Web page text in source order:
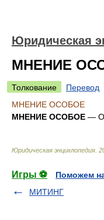
Юридическая
МНЕНИЕ
Толкование
Перевод
МНЕНИЕ ОСОБОЕ
МНЕНИЕ ОСОБОЕ —
Юридическая энциклопедия
Игры ⚽
Поможем
МИТИНГ